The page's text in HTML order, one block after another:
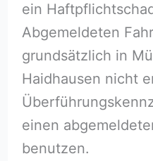
ein
Abgemeldeten
grundsätzlich in
Haidhausen nicht
einen
benutzen.